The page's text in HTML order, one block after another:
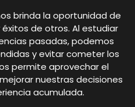
brinda la oportunidad de
de otros. Al estudiar
pasadas, podemos
y evitar cometer los
permite aprovechar el
nuestras decisiones
acumulada.